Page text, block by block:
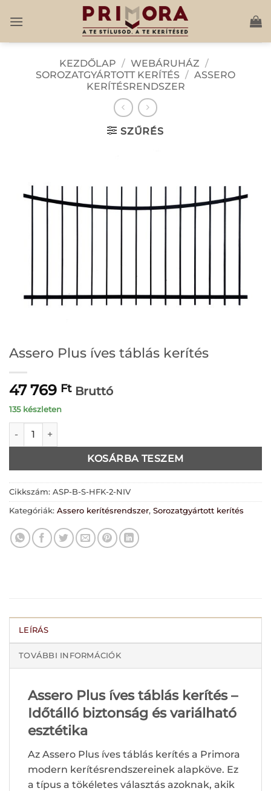
KEZDŐLAP / WEBÁRUHÁZ /
SOROZATGYÁRTOTT KERÍTÉS / ASSERO
KERÍTÉSRENDSZER
SZŰRÉS
Assero Plus íves táblás kerítés
47 769 Ft Bruttó
135 készleten
Assero Plus íves táblás kerítés mennyiség
KOSÁRBA TESZEM
Cikkszám: ASP-B-S-HFK-2-NIV
Kategóriák: Assero kerítésrendszer, Sorozatgyártott kerítés
LEÍRÁS
TOVÁBBI INFORMÁCIÓK
Assero Plus íves táblás kerítés –
Időtálló biztonság és variálható
esztétika
Az Assero Plus íves táblás kerítés a Primora
modern kerítésrendszereinek alapköve. Ez
a típus a tökéletes választás azoknak, akik